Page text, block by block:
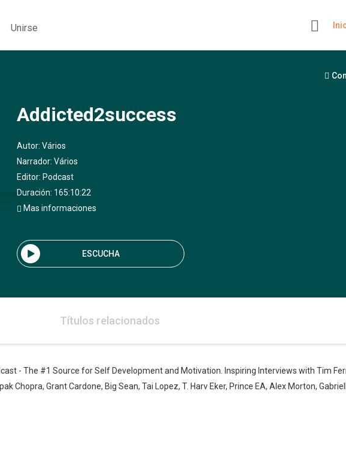
Unirse
Addicted2success
Autor: Vários
Narrador: Vários
Editor: Podcast
Duración: 165:10:22
Mas informaciones
ESCUCHA
Títulos relacionados
- The #1 Source for Self Development and Motivation. Inspiring Interviews with Tim
Chopra, Grant Cardone, Big Sean, Tai Lopez, T. Harv Eker, Prince EA, Alex Morton,